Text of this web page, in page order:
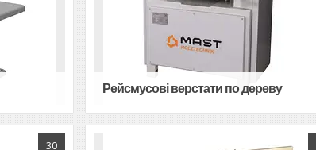
Рейсмусові верстати по дереву
30